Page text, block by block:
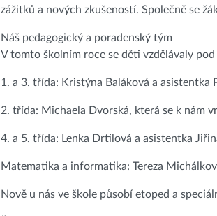
zážitků a nových zkušeností. Společně se
Náš pedagogický a poradenský tým
V tomto školním roce se děti vzdělávaly
1. a 3. třída: Kristýna Baláková a asistentka
2. třída: Michaela Dvorská, která se k nám
4. a 5. třída: Lenka Drtilová a asistentka
Matematika a informatika: Tereza
Nově u nás ve škole působí etoped a